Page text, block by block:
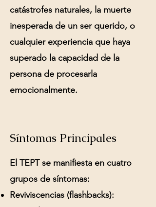
catástrofes naturales, la muerte
inesperada de un ser querido, o
cualquier experiencia que haya
superado la capacidad de la
persona de procesarla
emocionalmente.
Síntomas Principales
El TEPT se manifiesta en cuatro
grupos de síntomas:
Reviviscencias (flashbacks):